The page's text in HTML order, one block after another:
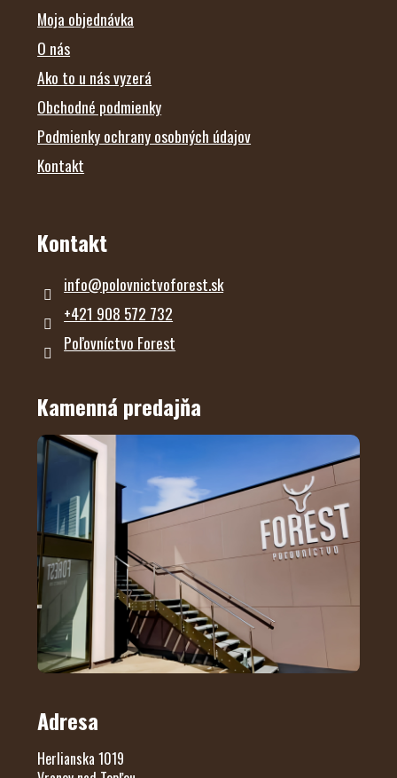
Moja objednávka
O nás
Ako to u nás vyzerá
Obchodné podmienky
Podmienky ochrany osobných údajov
Kontakt
Kontakt
info@polovnictvoforest.sk
+421 908 572 732
Poľovníctvo Forest
Kamenná predajňa
Adresa
Herlianska 1019